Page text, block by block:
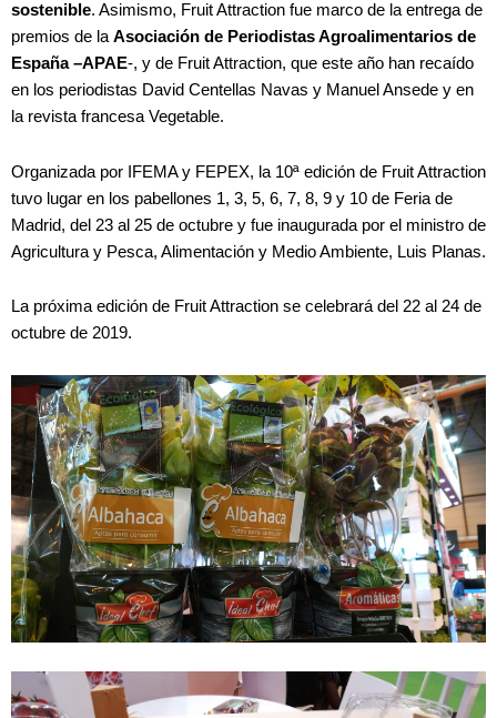
sostenible. Asimismo, Fruit Attraction fue marco de la entrega de
premios de laAsociación de Periodistas Agroalimentarios de
España –APAE-, y de Fruit Attraction, que este año han recaído
en los periodistas David Centellas Navas y Manuel Ansede y en
la revista francesa Vegetable.
Organizada por IFEMA y FEPEX, la 10ª edición de Fruit Attraction
tuvo lugar en los pabellones 1, 3, 5, 6, 7, 8, 9 y 10 de Feria de
Madrid, del 23 al 25 de octubre y fue inaugurada por el ministro de
Agricultura y Pesca, Alimentación y Medio Ambiente, Luis Planas.
La próxima edición de Fruit Attraction se celebrará del 22 al 24 de
octubre de 2019.